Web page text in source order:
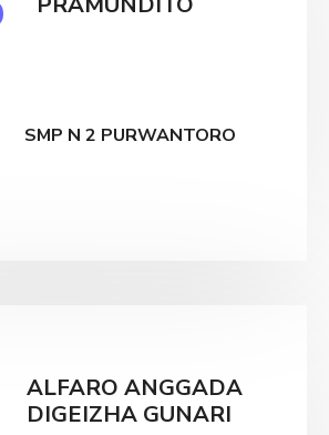
SMP N 2 PURWANTORO
ALFARO ANGGADA
DIGEIZHA GUNARI